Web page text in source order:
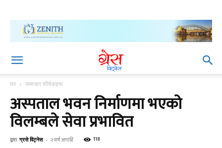
घर समाचार शीर्षकहरू
अस्पताल भवन निर्माणमा भएको
विलम्बले सेवा प्रभावित
द्वारा ग्रसे विट्नेस - २ वर्ष अगाडि 118